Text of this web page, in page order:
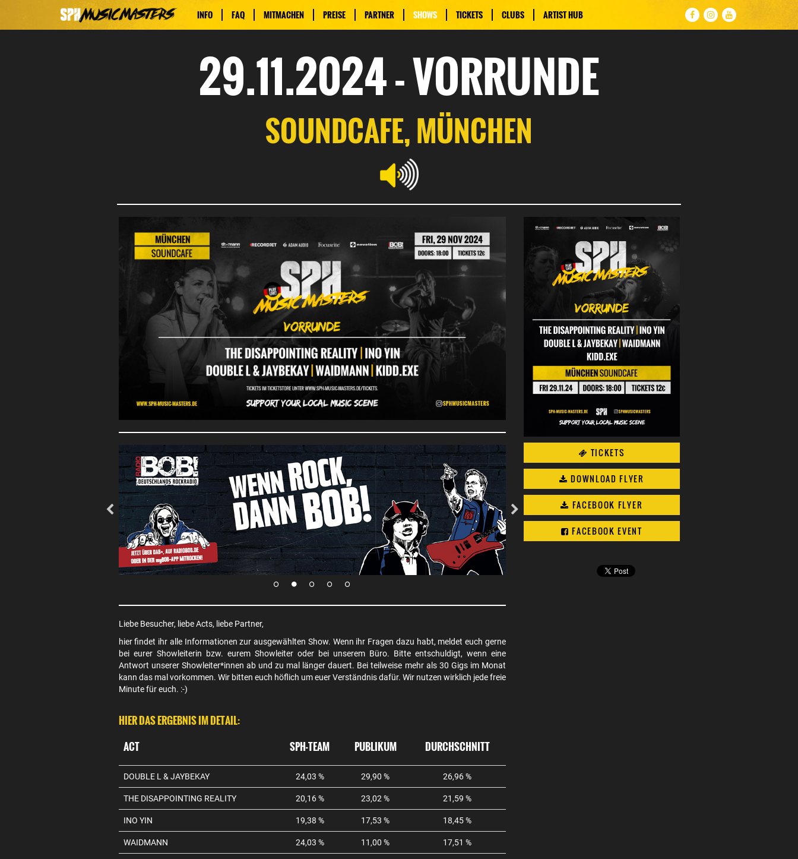
INFO FAQ MITMACHEN PREISE PARTNER SHOWS TICKETS CLUBS ARTIST HUB
29.11.2024 - VORRUNDE
SOUNDCAFE, MÜNCHEN
Liebe Besucher, liebe Acts, liebe Partner,
hier findet ihr alle Informationen zur ausgewählten Show. Wenn ihr Fragen dazu habt, meldet euch gerne
bei eurer Showleiterin bzw. eurem Showleiter oder bei unserem Büro. Bitte entschuldigt, wenn eine
Antwort unserer Showleiter*innen ab und zu mal länger dauert. Bei teilweise mehr als 30 Gigs im Monat
kann das mal vorkommen. Wir bitten euch höflich um euer Verständnis dafür. Wir nutzen wirklich jede freie
Minute für euch. :-)
HIER DAS ERGEBNIS IM DETAIL:
ACT
SPH-TEAM PUBLIKUM DURCHSCHNITT
DOUBLE L & JAYBEKAY 24,03 % 29,90 % 26,96 %
THE DISAPPOINTING REALITY 20,16 % 23,02 % 21,59 %
INO YIN 19,38 % 17,53 % 18,45 %
WAIDMANN 24,03 % 11,00 % 17,51 %
TICKETS
DOWNLOAD FLYER
FACEBOOK FLYER
FACEBOOK EVENT